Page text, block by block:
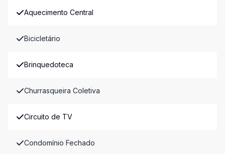
Aquecimento Central
Bicicletário
Brinquedoteca
Churrasqueira Coletiva
Circuito de TV
Condomínio Fechado